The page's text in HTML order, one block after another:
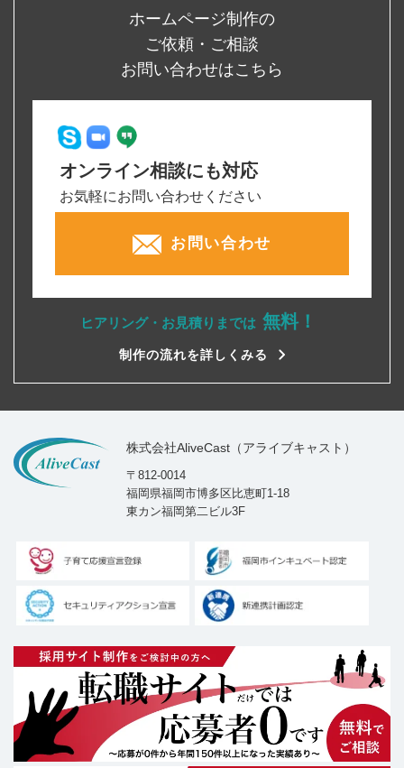
ホームページ制作の
ご依頼・ご相談
お問い合わせはこちら
オンライン相談にも対応
お気軽にお問い合わせください
お問い合わせ
ヒアリング・お見積りまでは 無料！
制作の流れを詳しくみる
株式会社AliveCast（アライブキャスト）
〒812-0014
福岡県福岡市博多区比恵町1-18
東カン福岡第二ビル3F